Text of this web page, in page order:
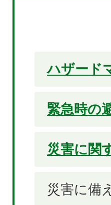
ハザード
緊急時の
災害に関
災害に備